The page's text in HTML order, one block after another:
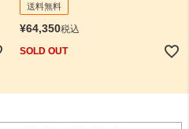
送料無料
¥64,350税込
SOLD OUT